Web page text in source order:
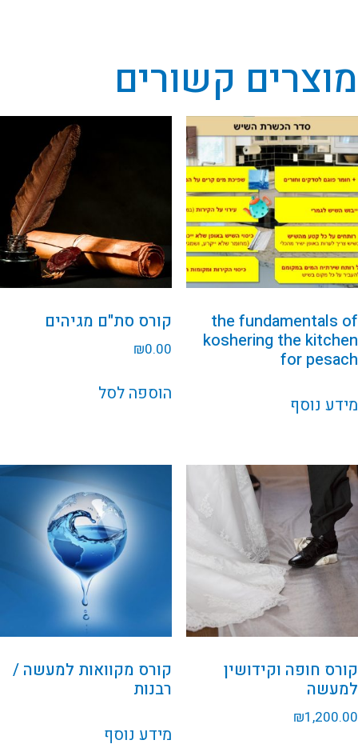
מוצרים קשורים
the fundamentals of
koshering the kitchen
for pesach
מידע נוסף
קורס סת"ם מגיהים
₪0.00
הוספה לסל
קורס חופה וקידושין
למעשה
₪1,200.00
קורס מקוואות למעשה /
רבנות
מידע נוסף